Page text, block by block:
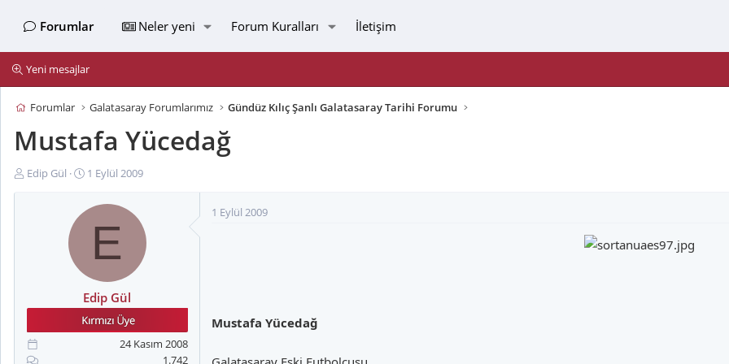
Forumlar Neler yeni Forum Kuralları İletişim
Yeni mesajlar
Forumlar Galatasaray Forumlarımız Gündüz Kılıç Şanlı Galatasaray Tarihi Forumu
Mustafa Yücedağ
K
a
t
Edip Gül
B
ş
ç
t
a
1 Eylül 2009
E
Edip Gül
24 Kasım 2008
1.742
1 Eylül 2009
Mustafa Yücedağ